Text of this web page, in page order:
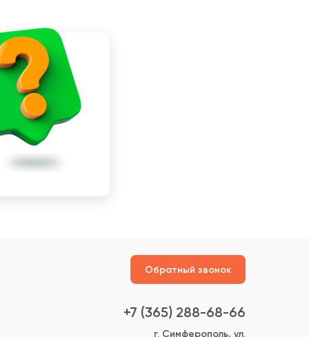
Обратный звонок
+7 (365) 288-68-66
г. Симферополь, ул.